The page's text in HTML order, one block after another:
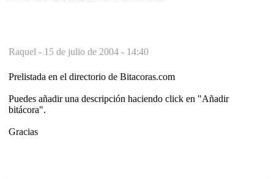
Raquel - 15 de julio de 2004 - 14:40
Prelistada en el directorio de Bitacoras.com
Puedes añadir una descripción haciendo click en "Añadir
bitácora".
Gracias